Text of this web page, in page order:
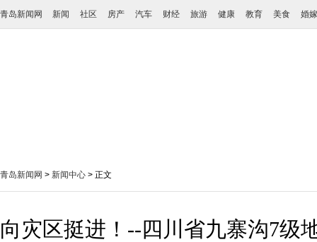
青岛新闻网 新闻 社区 房产 汽车 财经 旅游 健康 教育 美食 婚嫁
青岛新闻网 > 新闻中心 > 正文
向灾区挺进！--四川省九寨沟7级